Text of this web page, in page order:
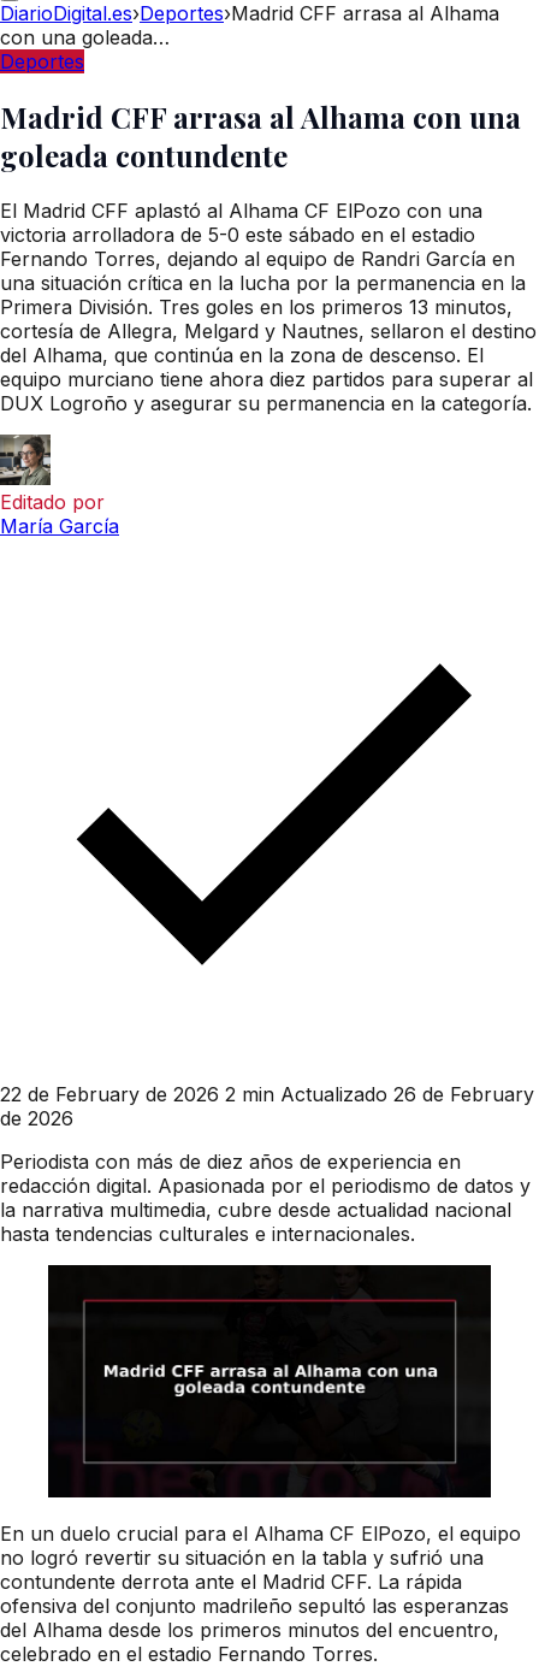
DiarioDigital.es›Deportes›Madrid CFF arrasa al Alhama
con una goleada…
Deportes
Madrid CFF arrasa al Alhama con una
goleada contundente
El Madrid CFF aplastó al Alhama CF ElPozo con una
victoria arrolladora de 5-0 este sábado en el estadio
Fernando Torres, dejando al equipo de Randri García en
una situación crítica en la lucha por la permanencia en la
Primera División. Tres goles en los primeros 13 minutos,
cortesía de Allegra, Melgard y Nautnes, sellaron el destino
del Alhama, que continúa en la zona de descenso. El
equipo murciano tiene ahora diez partidos para superar al
DUX Logroño y asegurar su permanencia en la categoría.
Editado por
María García
22 de February de 2026 2 min Actualizado 26 de February
de 2026
Periodista con más de diez años de experiencia en
redacción digital. Apasionada por el periodismo de datos y
la narrativa multimedia, cubre desde actualidad nacional
hasta tendencias culturales e internacionales.
En un duelo crucial para el Alhama CF ElPozo, el equipo
no logró revertir su situación en la tabla y sufrió una
contundente derrota ante el Madrid CFF. La rápida
ofensiva del conjunto madrileño sepultó las esperanzas
del Alhama desde los primeros minutos del encuentro,
celebrado en el estadio Fernando Torres.